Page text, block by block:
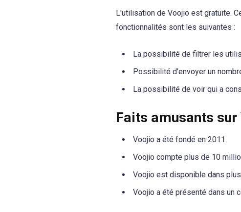
L'utilisation de Voojio est gratuite.
fonctionnalités sont les suivantes :
La possibilité de filtrer les
Possibilité d'envoyer un
La possibilité de voir qui a
Faits amusants sur
Voojio a été fondé en 2011.
Voojio compte plus de 10
Voojio est disponible dans
Voojio a été présenté dans un